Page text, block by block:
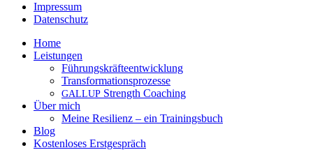
Impressum
Datenschutz
Close
Menu
Home
Leistungen
Führungskräfteentwicklung
Transformationsprozesse
GALLUP Strength Coaching
Über mich
Meine Resilienz – ein Trainingsbuch
Blog
Kostenloses Erstgespräch